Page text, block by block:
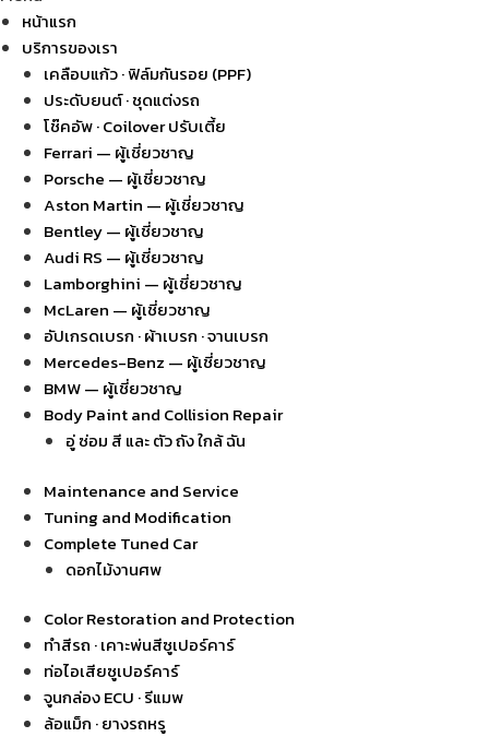
หน้าแรก
บริการของเรา
เคลือบแก้ว · ฟิล์มกันรอย (PPF)
ประดับยนต์ · ชุดแต่งรถ
โช๊คอัพ · Coilover ปรับเตี้ย
Ferrari — ผู้เชี่ยวชาญ
Porsche — ผู้เชี่ยวชาญ
Aston Martin — ผู้เชี่ยวชาญ
Bentley — ผู้เชี่ยวชาญ
Audi RS — ผู้เชี่ยวชาญ
Lamborghini — ผู้เชี่ยวชาญ
McLaren — ผู้เชี่ยวชาญ
อัปเกรดเบรก · ผ้าเบรก · จานเบรก
Mercedes-Benz — ผู้เชี่ยวชาญ
BMW — ผู้เชี่ยวชาญ
Body Paint and Collision Repair
อู่ ซ่อม สี และ ตัว ถัง ใกล้ ฉัน
Maintenance and Service
Tuning and Modification
Complete Tuned Car
ดอกไม้งานศพ
Color Restoration and Protection
ทำสีรถ · เคาะพ่นสีซูเปอร์คาร์
ท่อไอเสียซูเปอร์คาร์
จูนกล่อง ECU · รีแมพ
ล้อแม็ก · ยางรถหรู